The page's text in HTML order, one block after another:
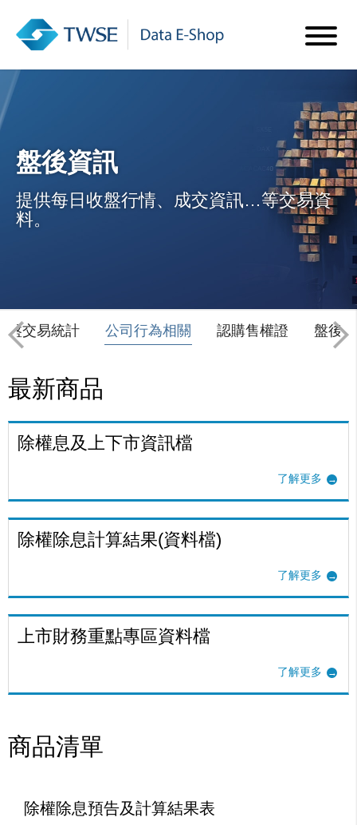
盤後資訊
提供每日收盤行情、成交資訊…等交易資
料。
盤交易統計 公司行為相關 認購售權證 盤後
最新商品
除權息及上下市資訊檔
了解更多
除權除息計算結果(資料檔)
了解更多
上市財務重點專區資料檔
了解更多
商品清單
除權除息預告及計算結果表